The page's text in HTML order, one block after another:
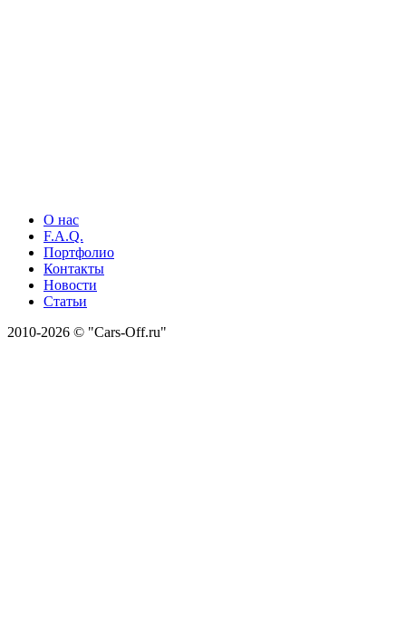
О нас
F.A.Q.
Портфолио
Контакты
Новости
Статьи
2010-2026 © "Cars-Off.ru"